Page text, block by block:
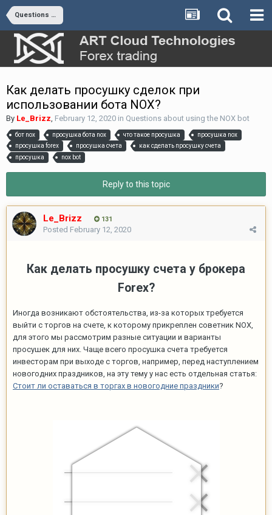
Questions about using the NOX bot
Как делать просушку сделок при
использовании бота NOX?
By Le_Brizz, February 12, 2020 in Questions about using the NOX bot
бот nox просушка бота nox что такое просушка
просушка nox
просушка forex
просушка счета
как сделать просушку счета
просушка
nox bot
Reply to this topic
Le_Brizz 131
Posted February 12, 2020
Как делать просушку счета у брокера
Forex?
Иногда возникают обстоятельства, из-за которых требуется
выйти с торгов на счете, к которому прикреплен советник NOX,
для этого мы рассмотрим разные ситуации и варианты
просушек для них. Чаще всего просушка счета требуется
инвесторам при выходе с торгов, например, перед наступлением
новогодних праздников, на эту тему у нас есть отдельная статья:
Стоит ли оставаться в торгах в новогодние праздники?